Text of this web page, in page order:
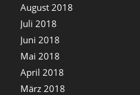
August 2018
Juli 2018
Juni 2018
Mai 2018
April 2018
März 2018